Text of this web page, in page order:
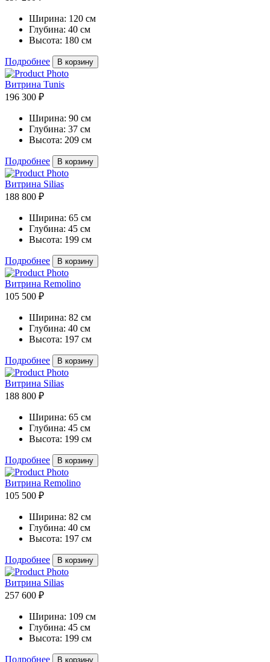
Ширина: 120 см
Глубина: 40 см
Высота: 180 см
Подробнее В корзину
Витрина Tunis
196 300 ₽
Ширина: 90 см
Глубина: 37 см
Высота: 209 см
Подробнее В корзину
Витрина Silias
188 800 ₽
Ширина: 65 см
Глубина: 45 см
Высота: 199 см
Подробнее В корзину
Витрина Remolino
105 500 ₽
Ширина: 82 см
Глубина: 40 см
Высота: 197 см
Подробнее В корзину
Витрина Silias
188 800 ₽
Ширина: 65 см
Глубина: 45 см
Высота: 199 см
Подробнее В корзину
Витрина Remolino
105 500 ₽
Ширина: 82 см
Глубина: 40 см
Высота: 197 см
Подробнее В корзину
Витрина Silias
257 600 ₽
Ширина: 109 см
Глубина: 45 см
Высота: 199 см
Подробнее В корзину